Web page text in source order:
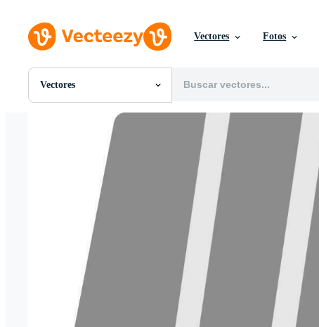
Vectores Fotos
Vectores
Todas Imágenes
Gráficos en Movimiento
Imágenes Editoriales
Eventos Editoriales